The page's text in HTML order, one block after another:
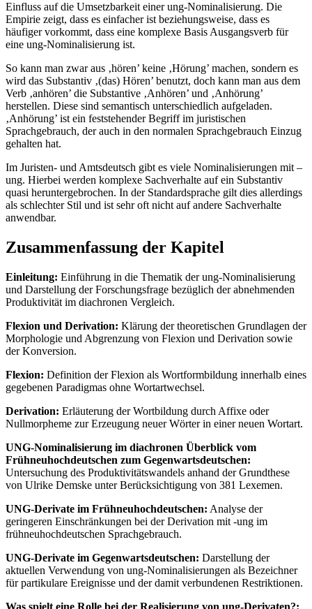
Einfluss auf die Umsetzbarkeit einer ung-Nominalisierung. Die
Empirie zeigt, dass es einfacher ist beziehungsweise, dass es
häufiger vorkommt, dass eine komplexe Basis Ausgangsverb für
eine ung-Nominalisierung ist.
So kann man zwar aus ‚hören’ keine ‚Hörung’ machen, sondern es
wird das Substantiv ‚(das) Hören’ benutzt, doch kann man aus dem
Verb ‚anhören’ die Substantive ‚Anhören’ und ‚Anhörung’
herstellen. Diese sind semantisch unterschiedlich aufgeladen.
‚Anhörung’ ist ein feststehender Begriff im juristischen
Sprachgebrauch, der auch in den normalen Sprachgebrauch Einzug
gehalten hat.
Im Juristen- und Amtsdeutsch gibt es viele Nominalisierungen mit –
ung. Hierbei werden komplexe Sachverhalte auf ein Substantiv
quasi heruntergebrochen. In der Standardsprache gilt dies allerdings
als schlechter Stil und ist sehr oft nicht auf andere Sachverhalte
anwendbar.
Zusammenfassung der Kapitel
Einleitung: Einführung in die Thematik der ung-Nominalisierung
und Darstellung der Forschungsfrage bezüglich der abnehmenden
Produktivität im diachronen Vergleich.
Flexion und Derivation: Klärung der theoretischen Grundlagen der
Morphologie und Abgrenzung von Flexion und Derivation sowie
der Konversion.
Flexion: Definition der Flexion als Wortformbildung innerhalb eines
gegebenen Paradigmas ohne Wortartwechsel.
Derivation: Erläuterung der Wortbildung durch Affixe oder
Nullmorpheme zur Erzeugung neuer Wörter in einer neuen Wortart.
UNG-Nominalisierung im diachronen Überblick vom
Frühneuhochdeutschen zum Gegenwartsdeutschen:
Untersuchung des Produktivitätswandels anhand der Grundthese
von Ulrike Demske unter Berücksichtigung von 381 Lexemen.
UNG-Derivate im Frühneuhochdeutschen: Analyse der
geringeren Einschränkungen bei der Derivation mit -ung im
frühneuhochdeutschen Sprachgebrauch.
UNG-Derivate im Gegenwartsdeutschen: Darstellung der
aktuellen Verwendung von ung-Nominalisierungen als Bezeichner
für partikulare Ereignisse und der damit verbundenen Restriktionen.
Was spielt eine Rolle bei der Realisierung von ung-Derivaten?: